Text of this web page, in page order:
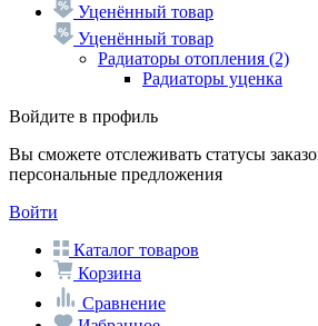
Уценённый товар
Уценённый товар
Радиаторы отопления (2)
Радиаторы уценка
Войдите в профиль
Вы сможете отслеживать статусы
персональные предложения
Войти
Каталог товаров
Корзина
Сравнение